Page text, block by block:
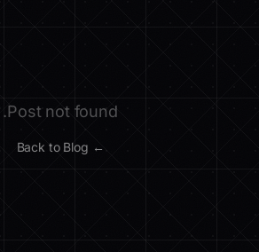
Post not found.
← Back to Blog